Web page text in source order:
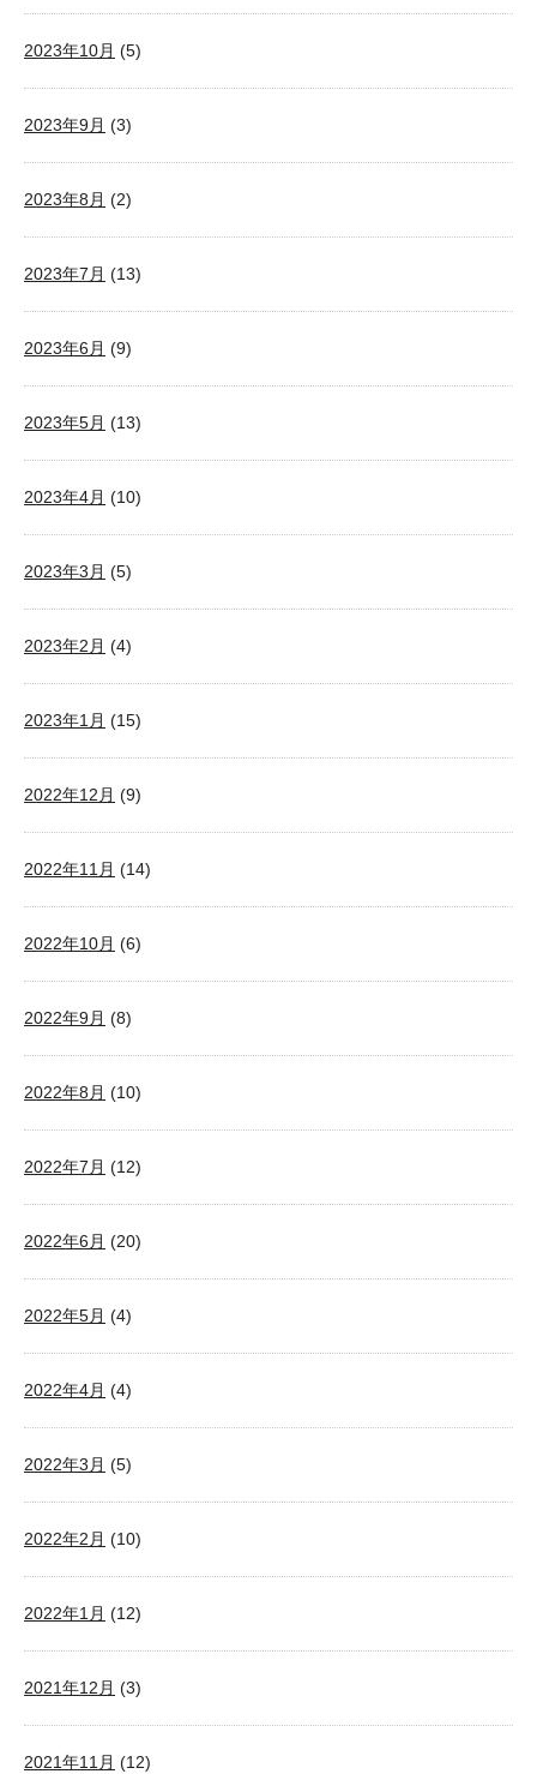
2023年10月 (5)
2023年9月 (3)
2023年8月 (2)
2023年7月 (13)
2023年6月 (9)
2023年5月 (13)
2023年4月 (10)
2023年3月 (5)
2023年2月 (4)
2023年1月 (15)
2022年12月 (9)
2022年11月 (14)
2022年10月 (6)
2022年9月 (8)
2022年8月 (10)
2022年7月 (12)
2022年6月 (20)
2022年5月 (4)
2022年4月 (4)
2022年3月 (5)
2022年2月 (10)
2022年1月 (12)
2021年12月 (3)
2021年11月 (12)